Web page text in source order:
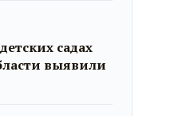
садах
выявили